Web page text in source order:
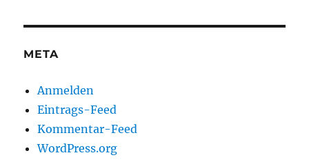
META
Anmelden
Eintrags-Feed
Kommentar-Feed
WordPress.org